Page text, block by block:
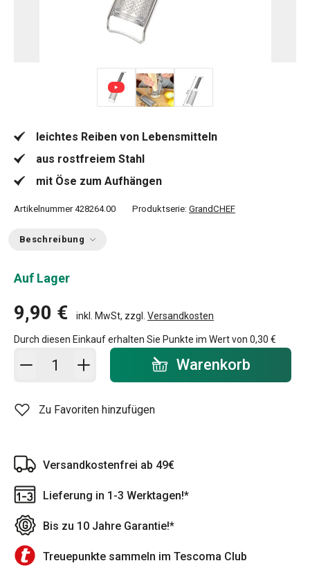
leichtes Reiben von Lebensmitteln
aus rostfreiem Stahl
mit Öse zum Aufhängen
Artikelnummer 428264.00 Produktserie: GrandCHEF
Beschreibung
Auf Lager
9,90 € inkl. MwSt, zzgl. Versandkosten
Durch diesen Einkauf erhalten Sie Punkte im Wert von 0,30 €
In den Warenkorb - Menge Warenkorb
Zu Favoriten hinzufügen
Versandkostenfrei ab 49€
Lieferung in 1-3 Werktagen!*
Bis zu 10 Jahre Garantie!*
Treuepunkte sammeln im Tescoma Club